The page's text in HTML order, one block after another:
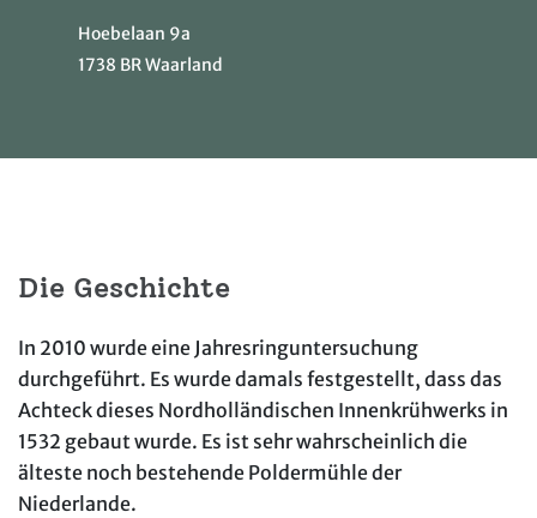
Hoebelaan 9a
1738 BR Waarland
Die Geschichte
In 2010 wurde eine Jahresringuntersuchung
durchgeführt. Es wurde damals festgestellt, dass das
Achteck dieses Nordholländischen Innenkrühwerks in
1532 gebaut wurde. Es ist sehr wahrscheinlich die
älteste noch bestehende Poldermühle der
Niederlande.